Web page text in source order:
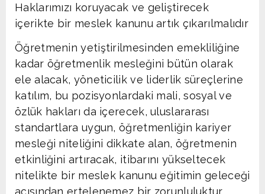
Haklarımızı koruyacak ve geliştirecek
içerikte bir meslek kanunu artık çıkarılmalıdır
Öğretmenin yetiştirilmesinden emekliliğine
kadar öğretmenlik mesleğini bütün olarak
ele alacak, yöneticilik ve liderlik süreçlerine
katılım, bu pozisyonlardaki mali, sosyal ve
özlük hakları da içerecek, uluslararası
standartlara uygun, öğretmenliğin kariyer
mesleği niteliğini dikkate alan, öğretmenin
etkinliğini artıracak, itibarını yükseltecek
nitelikte bir meslek kanunu eğitimin geleceği
açısından ertelenemez bir zorunluluktur.